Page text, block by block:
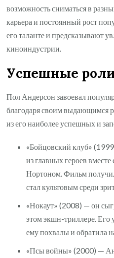
возможность сниматься в
карьера и постоянный рост
его таланте и предсказывают
киноиндустрии.
Успешные
Пол Андерсон завоевал
благодаря своим выдающимся
из его наиболее успешных и
«Бойцовский клуб»
из главных героев
Нортоном. Фильм
стал культовым среди
«Нокаут» (2008) — он
этом экшн-триллере. Его
ему похвалы и обратила
«Псы войны» (2000) —